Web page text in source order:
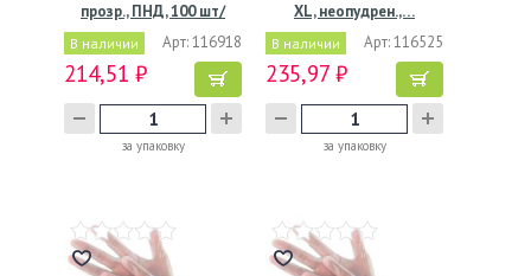
прозр., ПНД, 100 шт/
упак…
В наличии Арт: 116918
214,51 ₽
за упаковку
XL, неопудрен.,…
В наличии Арт: 116525
235,97 ₽
за упаковку